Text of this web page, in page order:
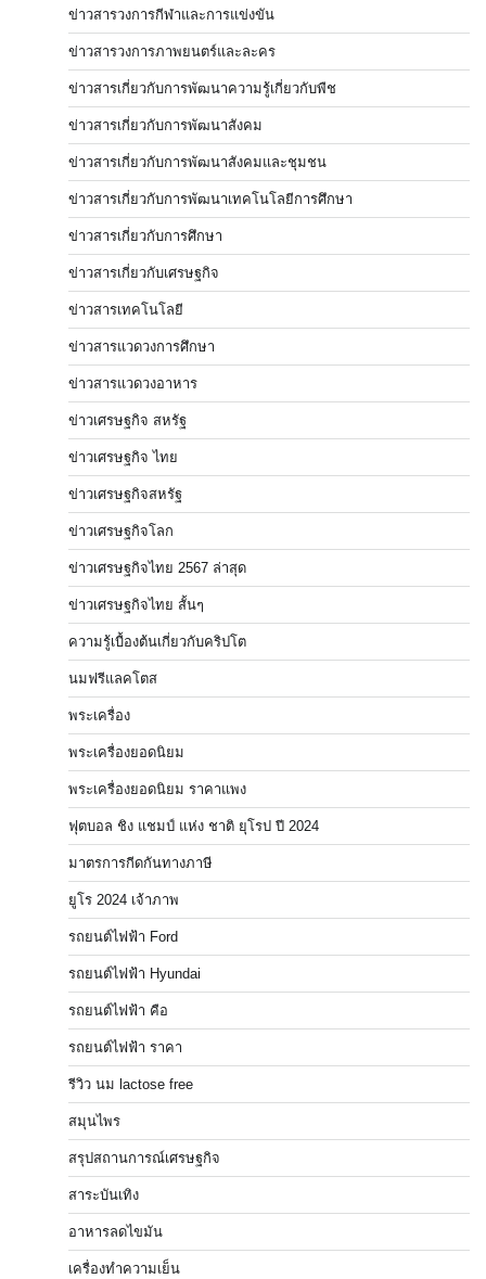
ข่าวสารวงการกีฬาและการแข่งขัน
ข่าวสารวงการภาพยนตร์และละคร
ข่าวสารเกี่ยวกับการพัฒนาความรู้เกี่ยวกับพืช
ข่าวสารเกี่ยวกับการพัฒนาสังคม
ข่าวสารเกี่ยวกับการพัฒนาสังคมและชุมชน
ข่าวสารเกี่ยวกับการพัฒนาเทคโนโลยีการศึกษา
ข่าวสารเกี่ยวกับการศึกษา
ข่าวสารเกี่ยวกับเศรษฐกิจ
ข่าวสารเทคโนโลยี
ข่าวสารแวดวงการศึกษา
ข่าวสารแวดวงอาหาร
ข่าวเศรษฐกิจ สหรัฐ
ข่าวเศรษฐกิจ ไทย
ข่าวเศรษฐกิจสหรัฐ
ข่าวเศรษฐกิจโลก
ข่าวเศรษฐกิจไทย 2567 ล่าสุด
ข่าวเศรษฐกิจไทย สั้นๆ
ความรู้เบื้องต้นเกี่ยวกับคริปโต
นมฟรีแลคโตส
พระเครื่อง
พระเครื่องยอดนิยม
พระเครื่องยอดนิยม ราคาแพง
ฟุตบอล ชิง แชมป์ แห่ง ชาติ ยุโรป ปี 2024
มาตรการกีดกันทางภาษี
ยูโร 2024 เจ้าภาพ
รถยนต์ไฟฟ้า Ford
รถยนต์ไฟฟ้า Hyundai
รถยนต์ไฟฟ้า คือ
รถยนต์ไฟฟ้า ราคา
รีวิว นม lactose free
สมุนไพร
สรุปสถานการณ์เศรษฐกิจ
สาระบันเทิง
อาหารลดไขมัน
เครื่องทำความเย็น